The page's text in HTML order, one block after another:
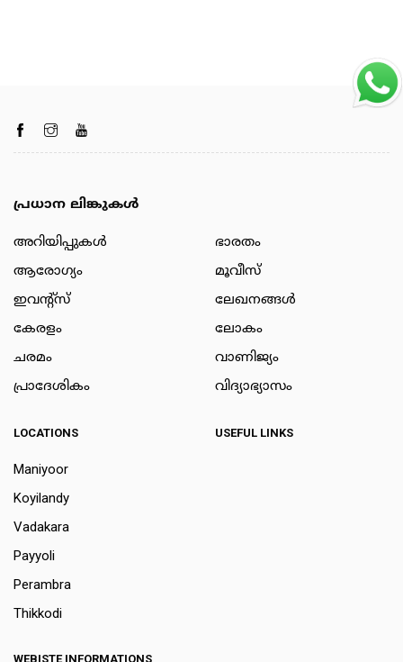
പ്രധാന ലിങ്കുകൾ
അറിയിപ്പുകള്‍
ആരോഗ്യം
ഇവന്റ്സ്
കേരളം
ചരമം
പ്രാദേശികം
ഭാരതം
മൂവീസ്
ലേഖനങ്ങള്‍
ലോകം
വാണിജ്യം
വിദ്യാഭ്യാസം
LOCATIONS
Maniyoor
Koyilandy
Vadakara
Payyoli
Perambra
Thikkodi
USEFUL LINKS
WEBISTE INFORMATIONS